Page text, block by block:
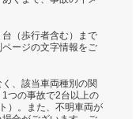
（歩行者含む）まで
ージの文字情報をご
、該当車両種別の関
つの事故で2台以上の
）。また、不明車両が